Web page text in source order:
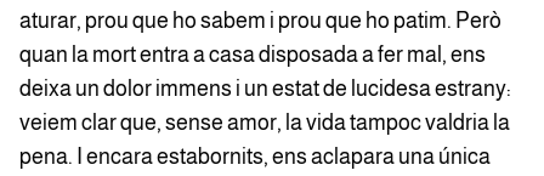
aturar, prou que ho sabem i prou que ho patim. Però
quan la mort entra a casa disposada a fer mal, ens
deixa un dolor immens i un estat de lucidesa estrany:
veiem clar que, sense amor, la vida tampoc valdria la
pena. I encara estabornits, ens aclapara una única